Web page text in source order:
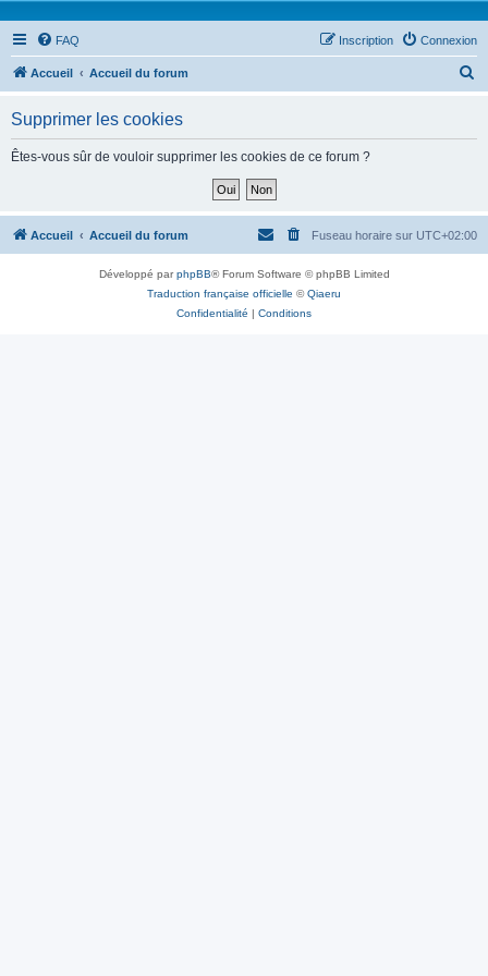
FAQ Connexion
Inscription
Accueil Accueil du forum
h
Supprimer les cookies
Êtes-vous sûr de vouloir supprimer les cookies de ce forum ?
Accueil Accueil du forum Fuseau horaire sur UTC+02:00
Développé parphpBB® Forum Software © phpBB Limited
Traduction française officielle ©Qiaeru
Confidentialité | Conditions